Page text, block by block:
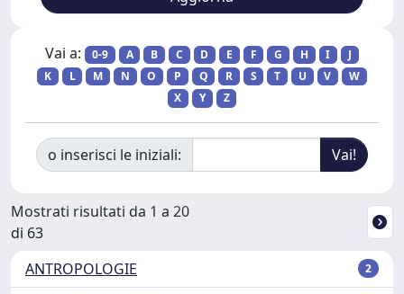
Vai a: 0-9 A B C D E F G H I
J
K
L M N O P Q R S T U V
W
X
Y Z
o inserisci le iniziali:
Mostrati risultati da 1 a 20
di 63
ANTROPOLOGIE
2